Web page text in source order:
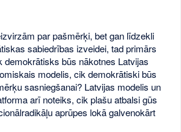
par pašmērķi, bet gan līdzekli
sabiedrības izveidei, tad primārs
demokrātisks būs nākotnes Latvijas
modelis, cik demokrātiski būs
sasniegšanai? Latvijas modelis un
arī noteiks, cik plašu atbalsi gūs
aprūpes lokā galvenokārt